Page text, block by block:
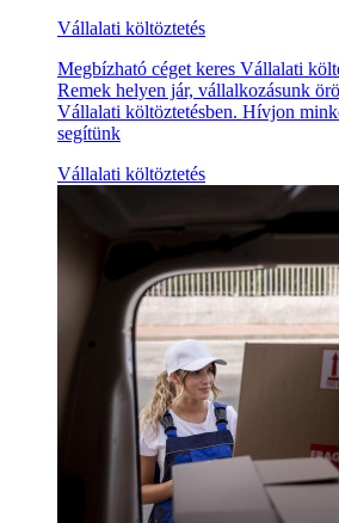
Vállalati költöztetés
Megbízható céget keres Vállalati
Remek helyen jár, vállalkozásunk
Vállalati költöztetésben. Hívjon
segítünk
Vállalati költöztetés